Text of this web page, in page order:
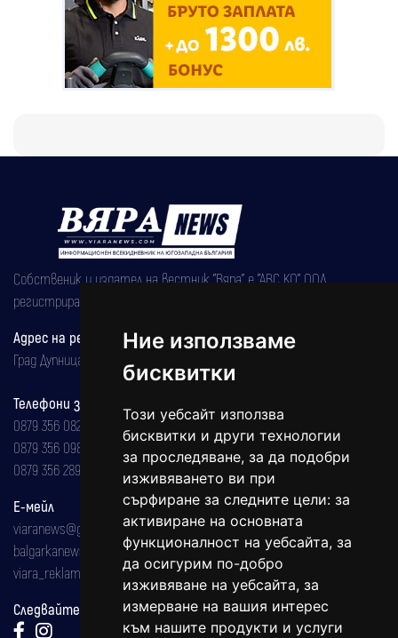
Ние използваме
бисквитки
Този уебсайт използва
бисквитки и други технологии
за проследяване, за да подобри
изживяването ви при
сърфиране за следните цели: за
активиране на основната
функционалност на уебсайта, за
да осигурим по-добро
изживяване на уебсайта, за
измерване на вашия интерес
към нашите продукти и услуги
Собственик и издател на вестник "Вяра" е "АВС КО" ООД,
регистрирана на 08.05.2002 година.
Адрес на редакцията
Град Дупница, ул.''Христо Ботев" 43
Телефони за реклама и абонаменти
0879 356 082
0879 356 098
0879 356 289
Е-мейл
viaranews@gmail.com
balgarkanews@gmail.com
viara_reklama@mail.bg
Следвайте ни: